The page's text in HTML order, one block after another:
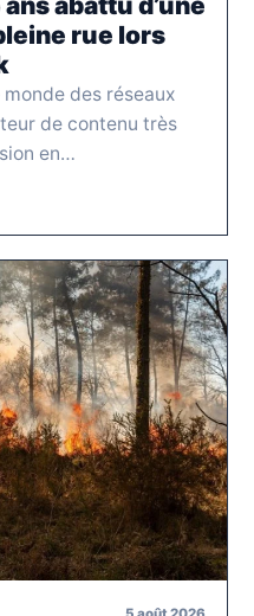
rue lors
des réseaux
de contenu très
en…